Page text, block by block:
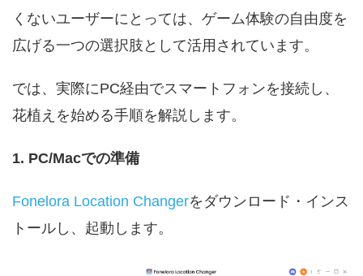
くないユーザーにとっては、ゲーム体験の自由度を
広げる一つの選択肢として活用されています。
では、実際にPC経由でスマートフォンを接続し、
花植えを始める手順を解説します。
1. PC/Macでの準備
Fonelora Location Changerをダウンロード・インス
トールし、起動します。